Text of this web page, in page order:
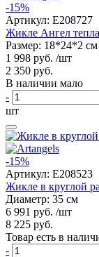
-15%
Артикул: E208727
Жикле Ангел
Размер: 18*24*2 см
1 998 руб. /шт
2 350 руб.
В наличии мало
-
шт
-15%
Артикул: E208523
Жикле в круглой
Диаметр: 35 см
6 991 руб. /шт
8 225 руб.
Товар есть в
-